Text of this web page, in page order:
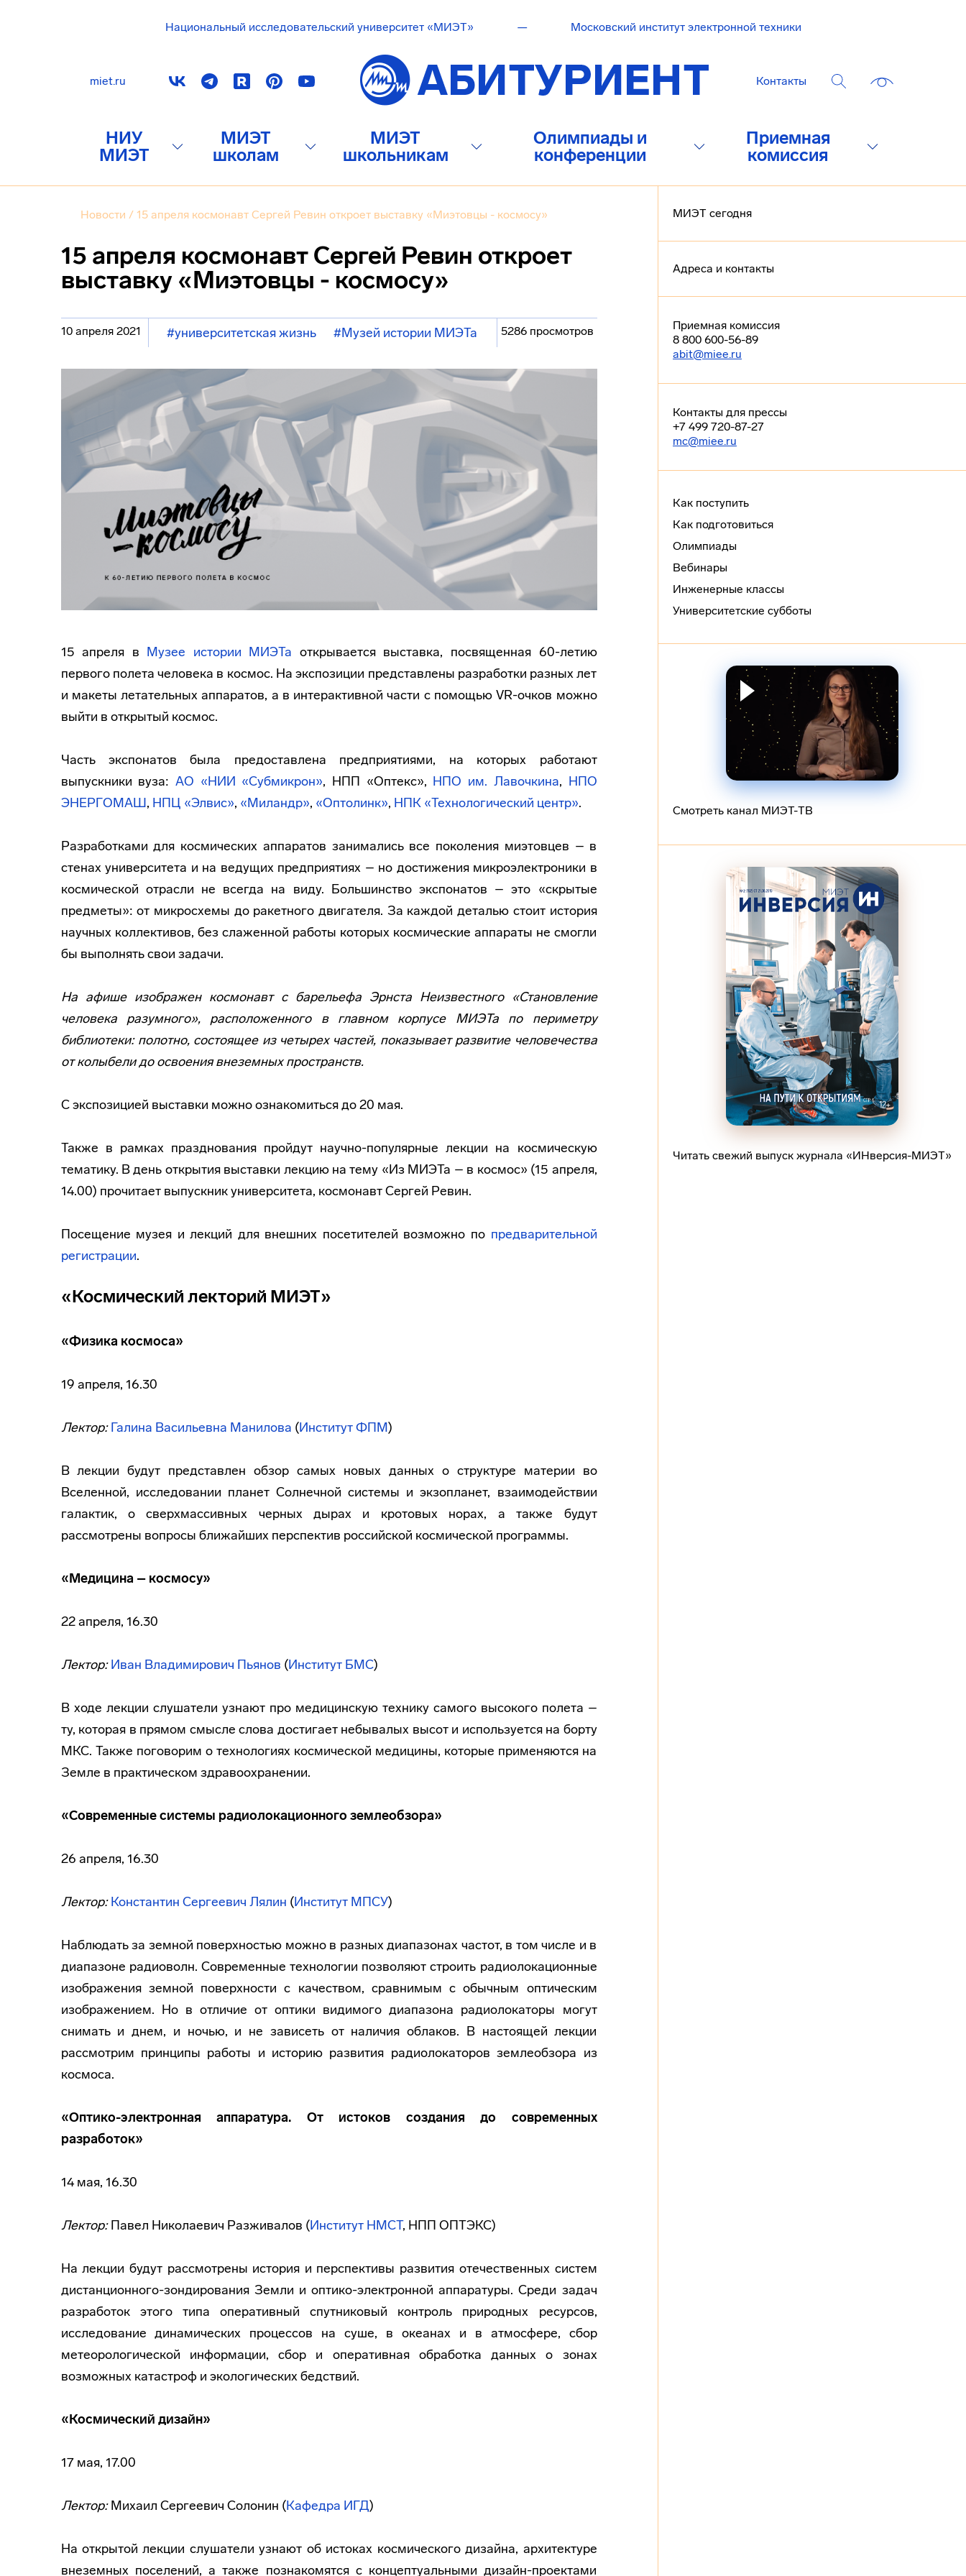
Национальный исследовательский университет «МИЭТ» — Московский институт электронной техники
miet.ru Контакты
НИУ
МИЭТ
МИЭТ
школам
МИЭТ
школьникам
Олимпиады и
конференции
Приемная
комиссия
Новости / 15 апреля космонавт Сергей Ревин откроет выставку «Миэтовцы - космосу»
15 апреля космонавт Сергей Ревин откроет
выставку «Миэтовцы - космосу»
10 апреля 2021 #университетская жизнь #Музей истории МИЭТа 5286 просмотров
15 апреля в Музее истории МИЭТа открывается выставка, посвященная 60-летию
первого полета человека в космос. На экспозиции представлены разработки разных лет
и макеты летательных аппаратов, а в интерактивной части с помощью VR-очков можно
выйти в открытый космос.
Часть экспонатов была предоставлена предприятиями, на которых работают
выпускники вуза: АО «НИИ «Субмикрон», НПП «Оптекс», НПО им. Лавочкина, НПО
ЭНЕРГОМАШ, НПЦ «Элвис», «Миландр», «Оптолинк», НПК «Технологический центр».
Разработками для космических аппаратов занимались все поколения миэтовцев – в
стенах университета и на ведущих предприятиях – но достижения микроэлектроники в
космической отрасли не всегда на виду. Большинство экспонатов – это «скрытые
предметы»: от микросхемы до ракетного двигателя. За каждой деталью стоит история
научных коллективов, без слаженной работы которых космические аппараты не смогли
бы выполнять свои задачи.
На афише изображен космонавт с барельефа Эрнста Неизвестного «Становление
человека разумного», расположенного в главном корпусе МИЭТа по периметру
библиотеки: полотно, состоящее из четырех частей, показывает развитие человечества
от колыбели до освоения внеземных пространств.
С экспозицией выставки можно ознакомиться до 20 мая.
Также в рамках празднования пройдут научно-популярные лекции на космическую
тематику. В день открытия выставки лекцию на тему «Из МИЭТа – в космос» (15 апреля,
14.00) прочитает выпускник университета, космонавт Сергей Ревин.
Посещение музея и лекций для внешних посетителей возможно по предварительной
регистрации.
«Космический лекторий МИЭТ»
«Физика космоса»
19 апреля, 16.30
Лектор: Галина Васильевна Манилова (Институт ФПМ)
В лекции будут представлен обзор самых новых данных о структуре материи во
Вселенной, исследовании планет Солнечной системы и экзопланет, взаимодействии
галактик, о сверхмассивных черных дырах и кротовых норах, а также будут
рассмотрены вопросы ближайших перспектив российской космической программы.
«Медицина – космосу»
22 апреля, 16.30
Лектор: Иван Владимирович Пьянов (Институт БМС)
В ходе лекции слушатели узнают про медицинскую технику самого высокого полета –
ту, которая в прямом смысле слова достигает небывалых высот и используется на борту
МКС. Также поговорим о технологиях космической медицины, которые применяются на
Земле в практическом здравоохранении.
«Современные системы радиолокационного землеобзора»
26 апреля, 16.30
Лектор: Константин Сергеевич Лялин (Институт МПСУ)
Наблюдать за земной поверхностью можно в разных диапазонах частот, в том числе и в
диапазоне радиоволн. Современные технологии позволяют строить радиолокационные
изображения земной поверхности с качеством, сравнимым с обычным оптическим
изображением. Но в отличие от оптики видимого диапазона радиолокаторы могут
снимать и днем, и ночью, и не зависеть от наличия облаков. В настоящей лекции
рассмотрим принципы работы и историю развития радиолокаторов землеобзора из
космоса.
«Оптико-электронная аппаратура. От истоков создания до современных
разработок»
14 мая, 16.30
Лектор:Павел Николаевич Разживалов (Институт НМСТ, НПП ОПТЭКС)
На лекции будут рассмотрены история и перспективы развития отечественных систем
дистанционного-зондирования Земли и оптико-электронной аппаратуры. Среди задач
разработок этого типа оперативный спутниковый контроль природных ресурсов,
исследование динамических процессов на суше, в океанах и в атмосфере, сбор
метеорологической информации, сбор и оперативная обработка данных о зонах
возможных катастроф и экологических бедствий.
«Космический дизайн»
17 мая, 17.00
Лектор:Михаил Сергеевич Солонин (Кафедра ИГД)
На открытой лекции слушатели узнают об истоках космического дизайна, архитектуре
внеземных поселений, а также познакомятся с концептуальными дизайн-проектами
МИЭТ сегодня
Адреса и контакты
Приемная комиссия
8 800 600-56-89
abit@miee.ru
Контакты для прессы
+7 499 720-87-27
mc@miee.ru
Как поступить
Как подготовиться
Олимпиады
Вебинары
Инженерные классы
Университетские субботы
Смотреть канал МИЭТ-ТВ
Читать свежий выпуск журнала «ИНверсия-МИЭТ»